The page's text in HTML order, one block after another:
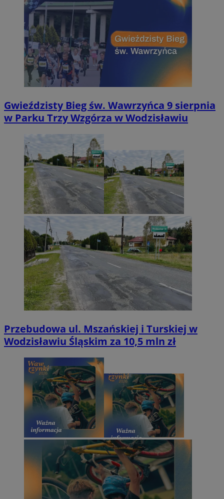
Gwieździsty Bieg św. Wawrzyńca 9 sierpnia
w Parku Trzy Wzgórza w Wodzisławiu
Przebudowa ul. Mszańskiej i Turskiej w
Wodzisławiu Śląskim za 10,5 mln zł